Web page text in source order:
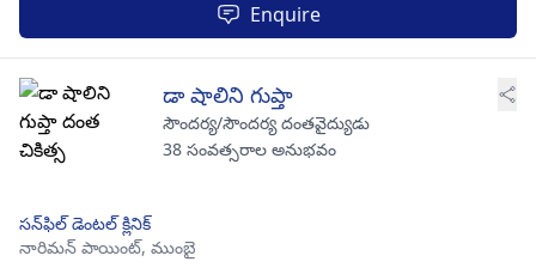
Enquire
డా షాలిని గుప్తా
సౌందర్య/సౌందర్య దంతవైద్యుడు
38 సంవత్సరాల అనుభవం
సన్‌ఫిల్ డెంటల్ క్లినిక్
నారిమన్ పాయింట్, ముంబై